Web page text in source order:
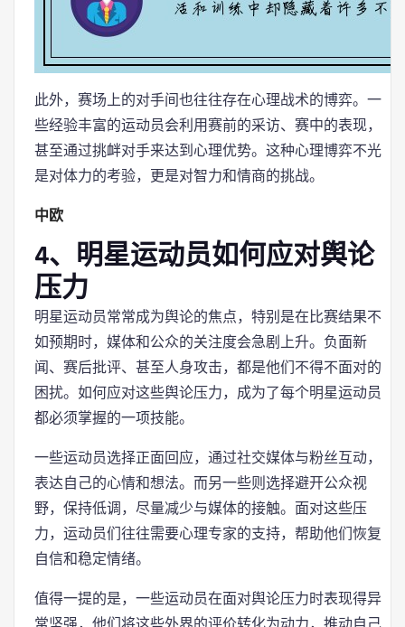
此外，赛场上的对手间也往往存在心理战术的博弈。一
些经验丰富的运动员会利用赛前的采访、赛中的表现，
甚至通过挑衅对手来达到心理优势。这种心理博弈不光
是对体力的考验，更是对智力和情商的挑战。
中欧
4、明星运动员如何应对舆论
压力
明星运动员常常成为舆论的焦点，特别是在比赛结果不
如预期时，媒体和公众的关注度会急剧上升。负面新
闻、赛后批评、甚至人身攻击，都是他们不得不面对的
困扰。如何应对这些舆论压力，成为了每个明星运动员
都必须掌握的一项技能。
一些运动员选择正面回应，通过社交媒体与粉丝互动，
表达自己的心情和想法。而另一些则选择避开公众视
野，保持低调，尽量减少与媒体的接触。面对这些压
力，运动员们往往需要心理专家的支持，帮助他们恢复
自信和稳定情绪。
值得一提的是，一些运动员在面对舆论压力时表现得异